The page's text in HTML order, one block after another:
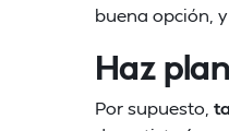
buena opción,
Haz
Por supuesto,